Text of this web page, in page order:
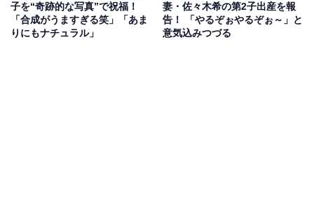
子を“奇跡的な写真”で祝福！
「合成がうますぎる笑」「あま
りにもナチュラル」
妻・佐々木希の第2子出産を報
告！ 「やるぞぉやるぞぉ～」と
意気込みつづる